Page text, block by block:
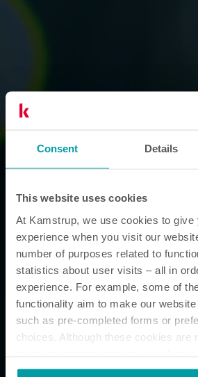
Consent Details
This website uses cookies
At Kamstrup, we use cookies to give
experience when you visit our
number of purposes related to
statistics about user visits – all in
experience. For example, some of
functionality aim to make our
such as pre-completed forms or
choices. Although these cookies are
them.